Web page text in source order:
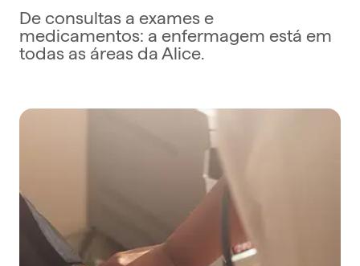
De consultas a exames e
medicamentos: a enfermagem está em
todas as áreas da Alice.